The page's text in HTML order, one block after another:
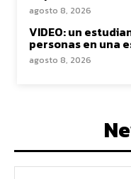
agosto 8, 2026
VIDEO: un
personas en una
agosto 8, 2026